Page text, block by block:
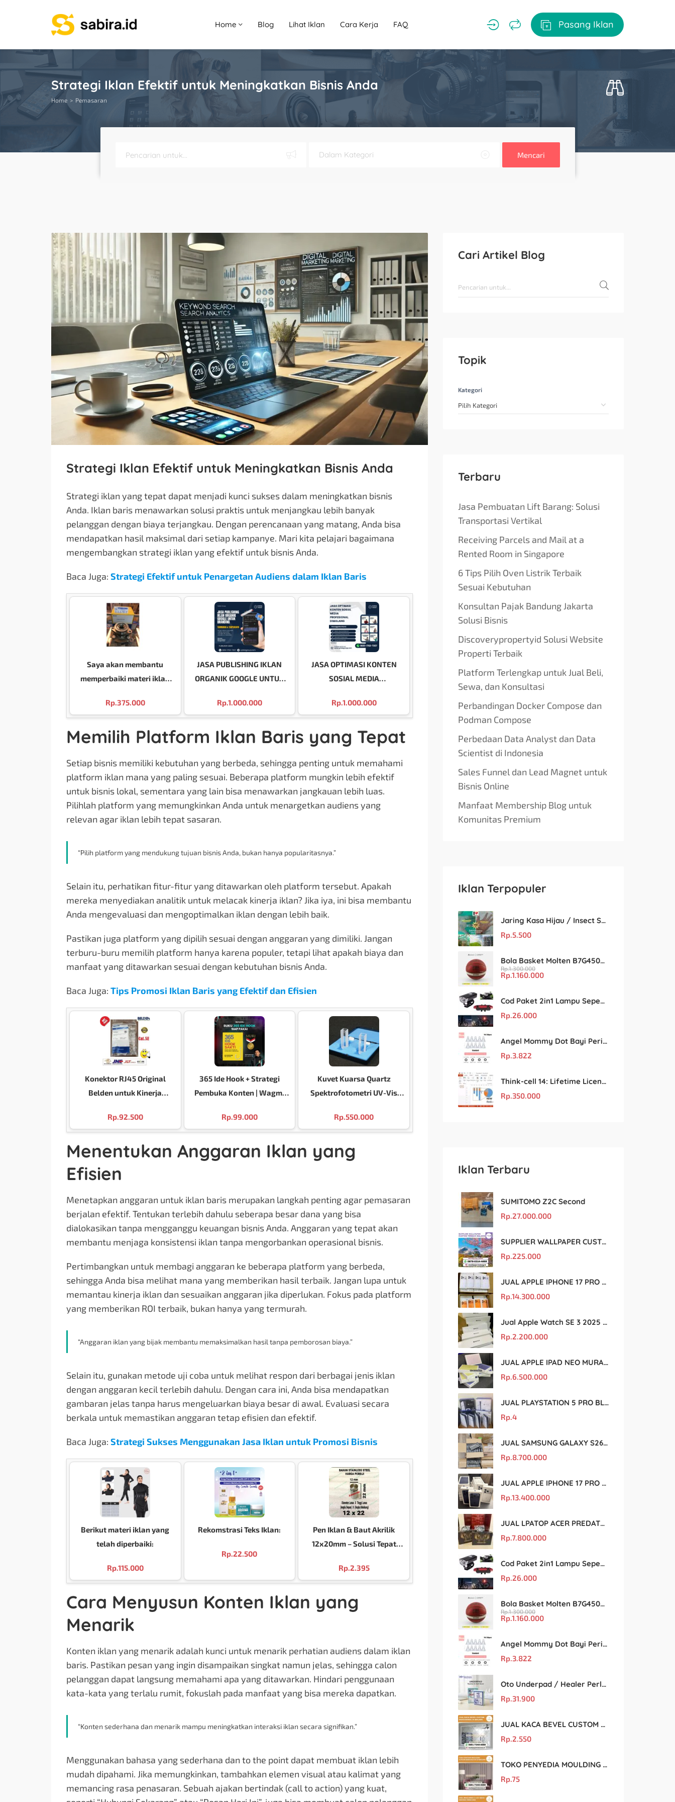
Home Blog Lihat Iklan Cara Kerja FAQ Pasang Iklan
Strategi Iklan Efektif untuk Meningkatkan Bisnis Anda
Home Pemasaran
Mencari
Strategi Iklan Efektif untuk Meningkatkan Bisnis Anda
Strategi iklan yang tepat dapat menjadi kunci sukses dalam meningkatkan bisnis
Anda. Iklan baris menawarkan solusi praktis untuk menjangkau lebih banyak
pelanggan dengan biaya terjangkau. Dengan perencanaan yang matang, Anda bisa
mendapatkan hasil maksimal dari setiap kampanye. Mari kita pelajari bagaimana
mengembangkan strategi iklan yang efektif untuk bisnis Anda.
Baca Juga: Strategi Efektif untuk Penargetan Audiens dalam Iklan Baris
Saya akan membantu
memperbaiki materi iklan
dan profesional. Berikut
hasil perbaikannya:
Rp.375.000
JASA PUBLISHING IKLAN
ORGANIK GOOGLE UNTUK
Rp.1.000.000
JASA OPTIMASI KONTEN
SOSIAL MEDIA
Rp.1.000.000
Memilih Platform Iklan Baris yang Tepat
Setiap bisnis memiliki kebutuhan yang berbeda, sehingga penting untuk memahami
platform iklan mana yang paling sesuai. Beberapa platform mungkin lebih efektif
untuk bisnis lokal, sementara yang lain bisa menawarkan jangkauan lebih luas.
Pilihlah platform yang memungkinkan Anda untuk menargetkan audiens yang
relevan agar iklan lebih tepat sasaran.
“Pilih platform yang mendukung tujuan bisnis Anda, bukan hanya popularitasnya.”
Selain itu, perhatikan fitur-fitur yang ditawarkan oleh platform tersebut. Apakah
mereka menyediakan analitik untuk melacak kinerja iklan? Jika iya, ini bisa membantu
Anda mengevaluasi dan mengoptimalkan iklan dengan lebih baik.
Pastikan juga platform yang dipilih sesuai dengan anggaran yang dimiliki. Jangan
terburu-buru memilih platform hanya karena populer, tetapi lihat apakah biaya dan
manfaat yang ditawarkan sesuai dengan kebutuhan bisnis Anda.
Baca Juga: Tips Promosi Iklan Baris yang Efektif dan Efisien
Konektor RJ45 Original
Belden untuk Kinerja
Rp.92.500
365 Ide Hook + Strategi
Pembuka Konten | Wagmi
Video Langsung Fyp By Leo
Giovanni
Rp.99.000
Kuvet Kuarsa Quartz
Spektrofotometri UV-Vis
Akurat
Rp.550.000
Menentukan Anggaran Iklan yang
Efisien
Menetapkan anggaran untuk iklan baris merupakan langkah penting agar pemasaran
berjalan efektif. Tentukan terlebih dahulu seberapa besar dana yang bisa
dialokasikan tanpa mengganggu keuangan bisnis Anda. Anggaran yang tepat akan
membantu menjaga konsistensi iklan tanpa mengorbankan operasional bisnis.
Pertimbangkan untuk membagi anggaran ke beberapa platform yang berbeda,
sehingga Anda bisa melihat mana yang memberikan hasil terbaik. Jangan lupa untuk
memantau kinerja iklan dan sesuaikan anggaran jika diperlukan. Fokus pada platform
yang memberikan ROI terbaik, bukan hanya yang termurah.
“Anggaran iklan yang bijak membantu memaksimalkan hasil tanpa pemborosan biaya.”
Selain itu, gunakan metode uji coba untuk melihat respon dari berbagai jenis iklan
dengan anggaran kecil terlebih dahulu. Dengan cara ini, Anda bisa mendapatkan
gambaran jelas tanpa harus mengeluarkan biaya besar di awal. Evaluasi secara
berkala untuk memastikan anggaran tetap efisien dan efektif.
Baca Juga: Strategi Sukses Menggunakan Jasa Iklan untuk Promosi Bisnis
Berikut materi iklan yang
telah diperbaiki:
Rp.115.000
Rekomstrasi Teks Iklan:
Rp.22.500
Pen Iklan & Baut Akrilik
12x20mm – Solusi Tepat
Anda!
Rp.2.395
Cara Menyusun Konten Iklan yang
Menarik
Konten iklan yang menarik adalah kunci untuk menarik perhatian audiens dalam iklan
baris. Pastikan pesan yang ingin disampaikan singkat namun jelas, sehingga calon
pelanggan dapat langsung memahami apa yang ditawarkan. Hindari penggunaan
kata-kata yang terlalu rumit, fokuslah pada manfaat yang bisa mereka dapatkan.
“Konten sederhana dan menarik mampu meningkatkan interaksi iklan secara signifikan.”
Menggunakan bahasa yang sederhana dan to the point dapat membuat iklan lebih
mudah dipahami. Jika memungkinkan, tambahkan elemen visual atau kalimat yang
memancing rasa penasaran. Sebuah ajakan bertindak (call to action) yang kuat,
Cari Artikel Blog
Topik
Kategori
Terbaru
Jasa Pembuatan Lift Barang: Solusi
Transportasi Vertikal
Receiving Parcels and Mail at a
Rented Room in Singapore
6 Tips Pilih Oven Listrik Terbaik
Sesuai Kebutuhan
Konsultan Pajak Bandung Jakarta
Solusi Bisnis
Discoverypropertyid Solusi Website
Properti Terbaik
Platform Terlengkap untuk Jual Beli,
Sewa, dan Konsultasi
Perbandingan Docker Compose dan
Podman Compose
Perbedaan Data Analyst dan Data
Scientist di Indonesia
Sales Funnel dan Lead Magnet untuk
Bisnis Online
Manfaat Membership Blog untuk
Komunitas Premium
Iklan Terpopuler
Jaring Kasa Hijau / Insect Screen Net – Kualitas Terjamin & Harga Eceran Terjangkau
Rp.5.500
Bola Basket Molten B7G4500 Size 7 – Resmi FIBA & IBL
Rp.1.300.000
Rp.1.160.000
Cod Paket 2in1 Lampu Sepeda Led Light Depan Dan Belakang Rechargeable
Rp.26.000
Angel Mommy Dot Bayi Peristaltic S/M/L/X-Cut / Puting Lebar Buram 10pcs
Rp.3.822
Think-cell 14: Lifetime License Unlimited User untuk PowerPoint & Excel
Rp.350.000
Iklan Terbaru
SUMITOMO Z2C Second
Rp.27.000.000
SUPPLIER WALLPAPER CUSTOM TERBAIK MALANG
Rp.225.000
JUAL APPLE IPHONE 17 PRO MAX MURAH DAN ORIGINAL
Rp.14.300.000
Jual Apple Watch SE 3 2025 BM Murah Dan original
Rp.2.200.000
JUAL APPLE IPAD NEO MURAH DAN ORIGINAL
Rp.6.500.000
JUAL PLAYSTATION 5 PRO BLACK MARKET MURAH DAN ORIGINAL
Rp.4
JUAL SAMSUNG GALAXY S26 ULTRA MURAH DAN ORIGINAL
Rp.8.700.000
JUAL APPLE IPHONE 17 PRO MAX MURAH DAN ORIGINAL
Rp.13.400.000
JUAL LPATOP ACER PREDATOR BLACK MARKET MURAH DAN ORIGINAL
Rp.7.800.000
Cod Paket 2in1 Lampu Sepeda Led Light Depan Dan Belakang Rechargeable
Rp.26.000
Bola Basket Molten B7G4500 Size 7 – Resmi FIBA & IBL
Rp.1.300.000
Rp.1.160.000
Angel Mommy Dot Bayi Peristaltic S/M/L/X-Cut / Puting Lebar Buram 10pcs
Rp.3.822
Oto Underpad / Healer Perlak Sekali Pakai 60×90 cm, Isi 10 Lembar
Rp.31.900
JUAL KACA BEVEL CUSTOM PROFESIONAL DI MALANG
Rp.2.550
TOKO PENYEDIA MOULDING GYPSUM BERKUALITAS DI MALANG
Rp.75